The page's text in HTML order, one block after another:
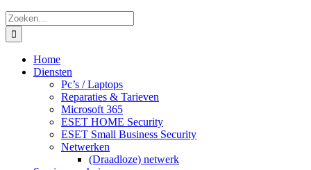
Zoeken
naar:
Home
Diensten
Pc’s / Laptops
Reparaties & Tarieven
Microsoft 365
ESET HOME Security
ESET Small Business Security
Netwerken
(Draadloze) netwerk